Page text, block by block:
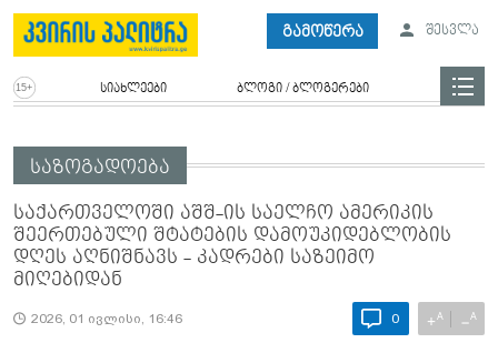
გამოწერა შესვლა
სიახლეები ბლოგი / ბლოგერები
საზოგადოება
საქართველოში აშშ-ის საელჩო ამერიკის
შეერთებული შტატების დამოუკიდებლობის
დღეს აღნიშნავს - კადრები საზეიმო
მიღებიდან
2026, 01 ივლისი, 16:46 0 +A −A